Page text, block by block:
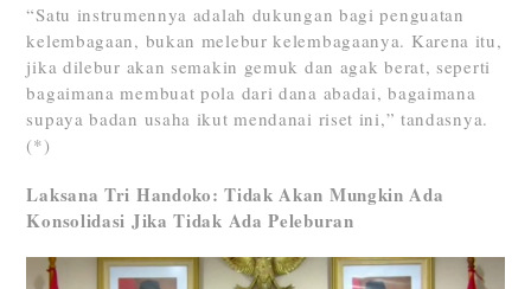
“Satu instrumennya adalah dukungan bagi penguatan
kelembagaan, bukan melebur kelembagaanya. Karena itu,
jika dilebur akan semakin gemuk dan agak berat, seperti
bagaimana membuat pola dari dana abadai, bagaimana
supaya badan usaha ikut mendanai riset ini,” tandasnya.
(*)
Laksana Tri Handoko: Tidak Akan Mungkin Ada
Konsolidasi Jika Tidak Ada Peleburan